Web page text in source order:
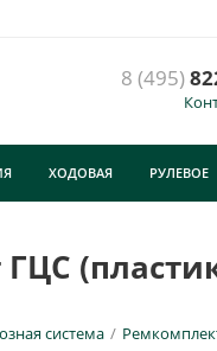
8 (495)
ХОДОВАЯ РУЛЕВОЕ
система /